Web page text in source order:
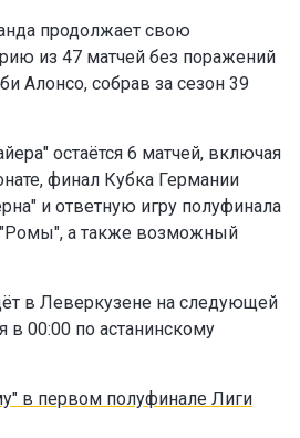
продолжает свою
из 47 матчей без поражений
Алонсо, собрав за сезон 39
остаётся 6 матчей, включая
финал Кубка Германии
и ответную игру полуфинала
а также возможный
в Леверкузене на следующей
в 00:00 по астанинскому
в первом полуфинале Лиги